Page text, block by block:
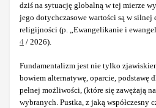
dziś na sytuację globalną w tej mierze
jego dotychczasowe wartości są w silnej
religijności (p. „Ewangelikanie i
4 / 2026).
Fundamentalizm jest nie tylko
bowiem alternatywę, oparcie, podstawę
pełnej możliwości, (które się zawężają
wybranych. Pustka, z jaką współczesny